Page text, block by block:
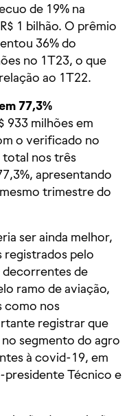
de 19% na
1 bilhão. O prêmio
36% do
no 1T23, o que
ao 1T22.
77,3%
933 milhões em
o verificado no
total nos três
apresentando
trimestre do
ser ainda melhor,
registrados pelo
de
ramo de aviação,
como nos
registrar que
segmento do agro
à covid-19, em
presidente Técnico e